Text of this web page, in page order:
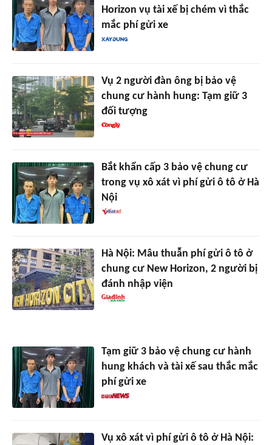
Horizon vụ tài xế bị chém vì thắc
mắc phí gửi xe
Vụ 2 người đàn ông bị bảo vệ
chung cư hành hung: Tạm giữ 3
đối tượng
Bắt khẩn cấp 3 bảo vệ chung cư
trong vụ xô xát vì phí gửi ô tô ở Hà
Nội
Hà Nội: Mâu thuẫn phí gửi ô tô ở
chung cư New Horizon, 2 người bị
đánh nhập viện
Tạm giữ 3 bảo vệ chung cư hành
hung khách và tài xế sau thắc mắc
phí gửi xe
Vụ xô xát vì phí gửi ô tô ở Hà Nội: